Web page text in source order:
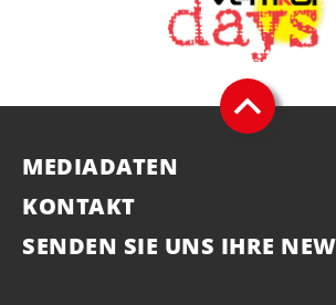
MEDIADATEN
KONTAKT
SENDEN SIE UNS IHRE